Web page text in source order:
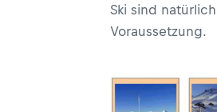
Ski sind
Voraussetzung.